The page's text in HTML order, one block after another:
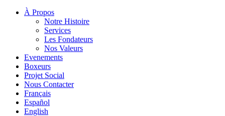
À Propos
Notre Histoire
Services
Les Fondateurs
Nos Valeurs
Evenements
Boxeurs
Projet Social
Nous Contacter
Français
Español
English